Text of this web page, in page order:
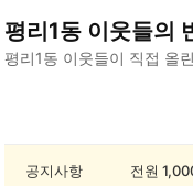
평리1동 이웃들의
평리1동 이웃들이 직접 올린
1
공지사항